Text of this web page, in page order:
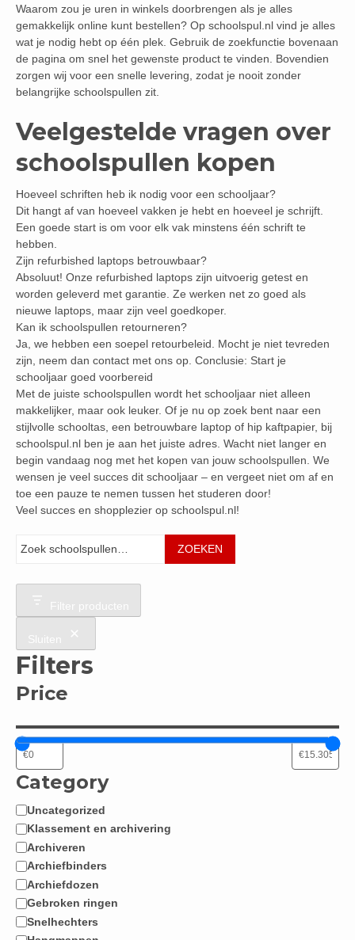
Waarom zou je uren in winkels doorbrengen als je alles
gemakkelijk online kunt bestellen? Op schoolspul.nl vind je alles
wat je nodig hebt op één plek. Gebruik de zoekfunctie bovenaan
de pagina om snel het gewenste product te vinden. Bovendien
zorgen wij voor een snelle levering, zodat je nooit zonder
belangrijke schoolspullen zit.
Veelgestelde vragen over
schoolspullen kopen
Hoeveel schriften heb ik nodig voor een schooljaar?
Dit hangt af van hoeveel vakken je hebt en hoeveel je schrijft.
Een goede start is om voor elk vak minstens één schrift te
hebben.
Zijn refurbished laptops betrouwbaar?
Absoluut! Onze refurbished laptops zijn uitvoerig getest en
worden geleverd met garantie. Ze werken net zo goed als
nieuwe laptops, maar zijn veel goedkoper.
Kan ik schoolspullen retourneren?
Ja, we hebben een soepel retourbeleid. Mocht je niet tevreden
zijn, neem dan contact met ons op. Conclusie: Start je
schooljaar goed voorbereid
Met de juiste schoolspullen wordt het schooljaar niet alleen
makkelijker, maar ook leuker. Of je nu op zoek bent naar een
stijlvolle schooltas, een betrouwbare laptop of hip kaftpapier, bij
schoolspul.nl ben je aan het juiste adres. Wacht niet langer en
begin vandaag nog met het kopen van jouw schoolspullen. We
wensen je veel succes dit schooljaar – en vergeet niet om af en
toe een pauze te nemen tussen het studeren door!
Veel succes en shopplezier op schoolspul.nl!
ZOEKEN
Filter producten
Sluiten
Filters
Price
Category
Categorie
Uncategorized
Klassement en archivering
Archiveren
Archiefbinders
Archiefdozen
Gebroken ringen
Snelhechters